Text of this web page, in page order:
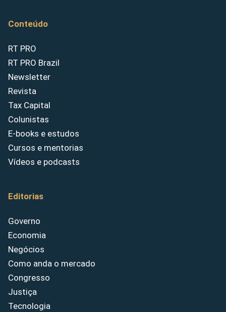
Conteúdo
RT PRO
RT PRO Brazil
Newsletter
Revista
Tax Capital
Colunistas
E-books e estudos
Cursos e mentorias
Vídeos e podcasts
Editorias
Governo
Economia
Negócios
Como anda o mercado
Congresso
Justiça
Tecnologia